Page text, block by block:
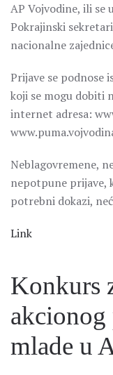
AP Vojvodine, ili se
Pokrajinski
nacionalne
Prijave se podnose
koji se mogu dobiti
internet adresa:
Neblagovremene,
nepotpune prijave,
potrebni dokazi,
Link
Konkurs
akcionog
mlade u